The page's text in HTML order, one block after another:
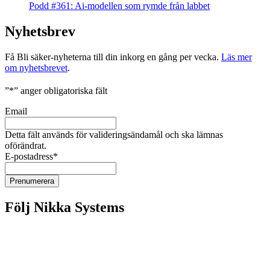
Podd #361: Ai-modellen som rymde från labbet
Nyhetsbrev
Få Bli säker-nyheterna till din inkorg en gång per vecka. Läs mer
om nyhetsbrevet.
”*” anger obligatoriska fält
Email
Detta fält används för valideringsändamål och ska lämnas
oförändrat.
E-postadress*
Följ Nikka Systems